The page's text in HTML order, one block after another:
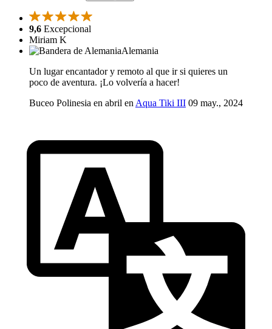
9,6 Excepcional
Miriam K
Alemania
Un lugar encantador y remoto al que ir si quieres un
poco de aventura. ¡Lo volvería a hacer!
Buceo Polinesia en abril en Aqua Tiki III 09 may., 2024